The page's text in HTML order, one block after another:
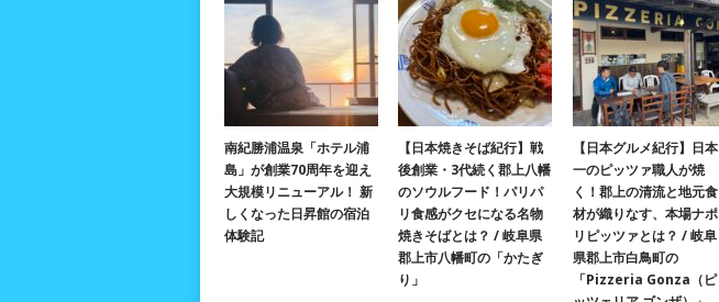
南紀勝浦温泉「ホテル浦
島」が創業70周年を迎え
大規模リニューアル！ 新
しくなった日昇館の宿泊
体験記
【日本焼きそば紀行】戦
後創業・3代続く郡上八幡
のソウルフード！パリパ
リ食感がクセになる名物
焼きそばとは？ / 岐阜県
郡上市八幡町の「かたぎ
り」
【日本グルメ紀行】日本
一のピッツァ職人が焼
く！郡上の清流と地元食
材が織りなす、本場ナポ
リピッツァとは？ / 岐阜
県郡上市白鳥町の
「Pizzeria Gonza（ピ